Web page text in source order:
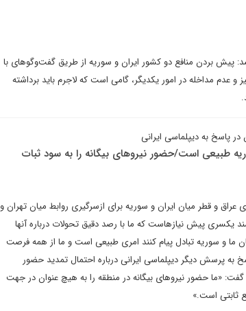
پیش بردن منافع دو کشور ایران و سوریه از طریق گفت‌وگوهای با
عدم مداخله در امور یکدیگر، گامی است که لاجرم باید برداشته
پاسخ به دیپلماسی ایرانی
طبیعی است/حضور نیروهای بیگانه را به سود ثبات
و قطر میان ایران و سوریه برای ازسرگیری روابط میان تهران و
یکسری پیش نیازهاست که ما با رصد دقیق تحولات درباره آنها
و سوریه تبادل پیام کنند امری طبیعی است و ما از همه فرصت
پرسش دیگر دیپلماسی ایرانی درباره احتمال تمدید حضور
«ما حضور نیروهای بیگانه در منطقه را به هیچ عنوان در جهت
ثابتی است.»